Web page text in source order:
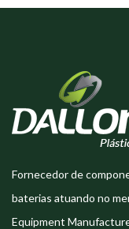
Fornecedor de
baterias atuando no
Equipment